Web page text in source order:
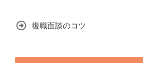
復職面談のコツ